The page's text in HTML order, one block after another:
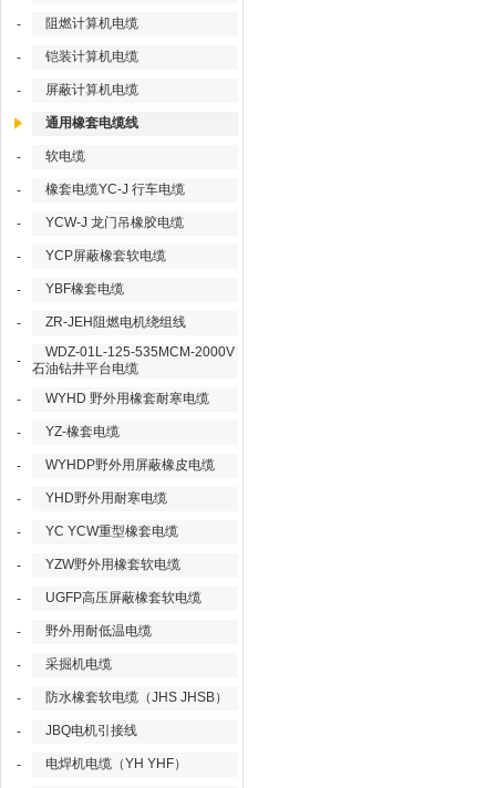
- 阻燃计算机电缆
- 铠装计算机电缆
- 屏蔽计算机电缆
通用橡套电缆线
- 软电缆
- 橡套电缆YC-J 行车电缆
- YCW-J 龙门吊橡胶电缆
- YCP屏蔽橡套软电缆
- YBF橡套电缆
- ZR-JEH阻燃电机绕组线
-
WDZ-01L-125-535MCM-2000V
石油钻井平台电缆
-
WYHD 野外用橡套耐寒电缆
- YZ-橡套电缆
- WYHDP野外用屏蔽橡皮电缆
- YHD野外用耐寒电缆
- YC YCW重型橡套电缆
- YZW野外用橡套软电缆
- UGFP高压屏蔽橡套软电缆
- 野外用耐低温电缆
- 采掘机电缆
- 防水橡套软电缆（JHS JHSB）
- JBQ电机引接线
- 电焊机电缆（YH YHF）